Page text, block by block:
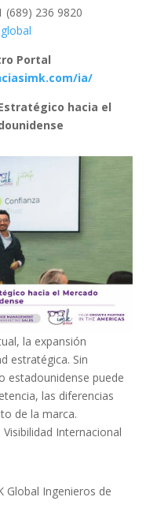
(689) 236 9820
Portal
ia/
hacia el
la expansión
estratégica. Sin
estadounidense puede
las diferencias
de la marca.
Internacional
Global Ingenieros de